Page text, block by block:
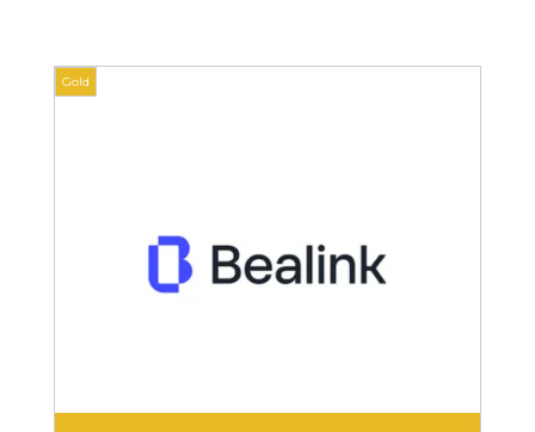
Gold